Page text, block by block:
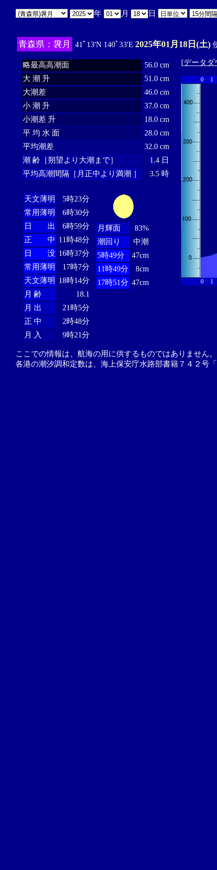
年 月 日
青森県：袰月 41ﾟ13'N 140ﾟ33'E 2025年01月18日(土)
略最高高潮面
56.0 cm
大 潮 升
51.0 cm
大潮差
46.0 cm
小 潮 升
37.0 cm
小潮差 升
18.0 cm
平 均 水 面
28.0 cm
平均潮差
32.0 cm
潮 齢［朔望より大潮まで］
1.4 日
平均高潮間隔［月正中より満潮 ］
3.5 時
天文薄明
5時23分
常用薄明
6時30分
日 出
6時59分
正 中 11時48分
日 没 16時37分
常用薄明
17時7分
天文薄明 18時14分
月 齢
18.1
月 出
21時5分
正 中
2時48分
月 入
9時21分
月輝面
83%
潮回り
中潮
5時49分
47cm
11時49分
8cm
17時51分 47cm
[データダ
0 1
0 1
ここでの情報は、航海の用に供するものではありません
各港の潮汐調和定数は、海上保安庁水路部書籍７４２号